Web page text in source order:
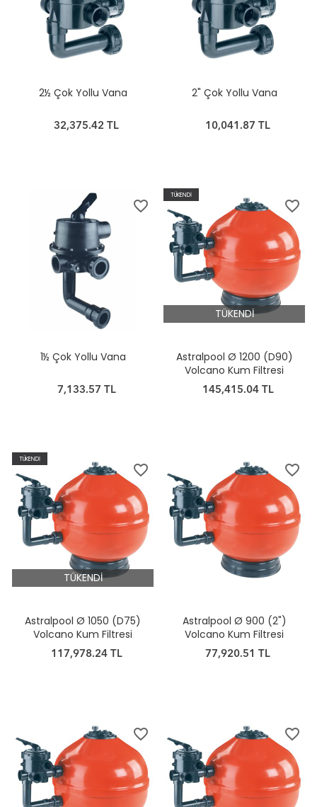
2½ Çok Yollu Vana
32,375.42 TL
2" Çok Yollu Vana
10,041.87 TL
favorite_border
1½ Çok Yollu Vana
7,133.57 TL
TÜKENDİ
favorite_border
TÜKENDİ
Astralpool Ø 1200 (D90)
Volcano Kum Filtresi
145,415.04 TL
TÜKENDİ
favorite_border
TÜKENDİ
Astralpool Ø 1050 (D75)
Volcano Kum Filtresi
117,978.24 TL
favorite_border
Astralpool Ø 900 (2")
Volcano Kum Filtresi
77,920.51 TL
favorite_border favorite_border